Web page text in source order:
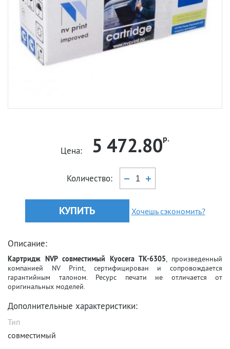
Цена: 5 472.80р.
Количество:
КУПИТЬ Хочешь сэкономить?
Описание:
Картридж NVP совместимый Kyocera TK-6305, произведенный
компанией NV Print, сертифицирован и сопровождается
гарантийным талоном. Ресурс печати не отличается от
оригинальных моделей.
Дополнительные характеристики:
Тип
совместимый